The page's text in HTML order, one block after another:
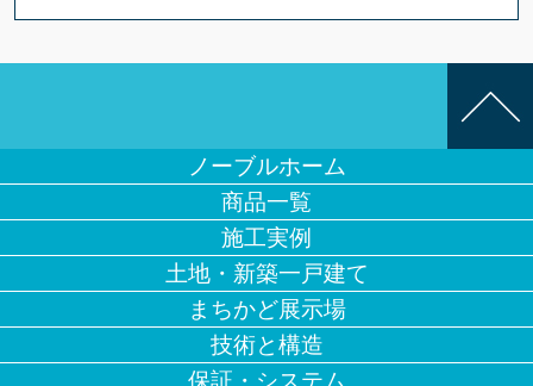
ノーブルホーム
商品一覧
施工実例
土地・新築一戸建て
まちかど展示場
技術と構造
保証・システム